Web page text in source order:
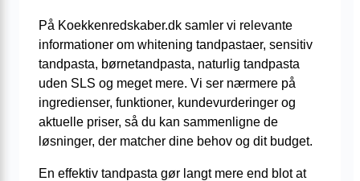
På Koekkenredskaber.dk samler vi relevante
informationer om whitening tandpastaer, sensitiv
tandpasta, børnetandpasta, naturlig tandpasta
uden SLS og meget mere. Vi ser nærmere på
ingredienser, funktioner, kundevurderinger og
aktuelle priser, så du kan sammenligne de
løsninger, der matcher dine behov og dit budget.
En effektiv tandpasta gør langt mere end blot at